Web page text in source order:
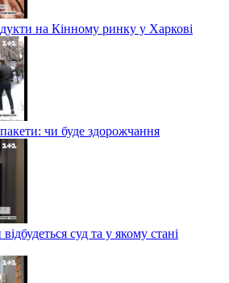
на Кінному ринку у Харкові
чи буде здорожчання
суд та у якому стані